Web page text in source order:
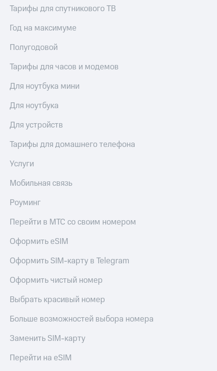
Тарифы для спутникового ТВ
Год на максимуме
Полугодовой
Тарифы для часов и модемов
Для ноутбука мини
Для ноутбука
Для устройств
Тарифы для домашнего телефона
Услуги
Мобильная связь
Роуминг
Перейти в МТС со своим номером
Оформить eSIM
Оформить SIM-карту в Telegram
Оформить чистый номер
Выбрать красивый номер
Больше возможностей выбора номера
Заменить SIM-карту
Перейти на eSIM